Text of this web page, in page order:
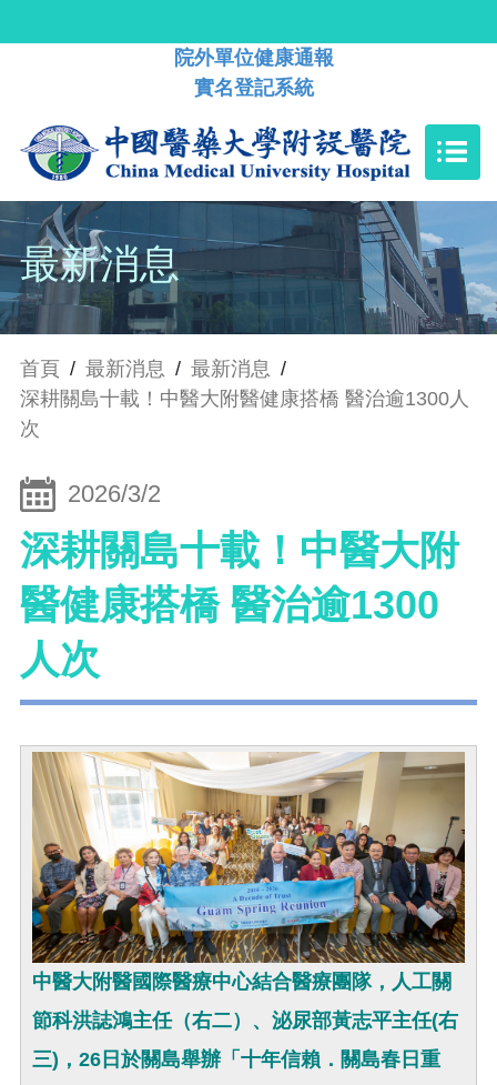
院外單位健康通報
實名登記系統
最新消息
首頁 / 最新消息 / 最新消息 /
深耕關島十載！中醫大附醫健康搭橋 醫治逾1300人
次
2026/3/2
深耕關島十載！中醫大附
醫健康搭橋 醫治逾1300
人次
中醫大附醫國際醫療中心結合醫療團隊，人工關
節科洪誌鴻主任（右二）、泌尿部黃志平主任(右
三)，26日於關島舉辦「十年信賴．關島春日重